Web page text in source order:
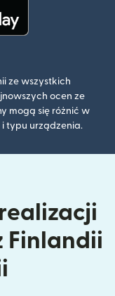
ze wszystkich
ocen ze
mogą się różnić w
typu urządzenia.
Finlandii